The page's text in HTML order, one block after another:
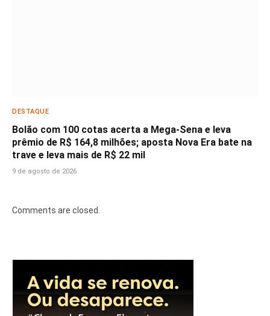
DESTAQUE
Bolão com 100 cotas acerta a Mega-Sena e leva
prêmio de R$ 164,8 milhões; aposta Nova Era bate na
trave e leva mais de R$ 22 mil
9 de agosto de 2026
Comments are closed.